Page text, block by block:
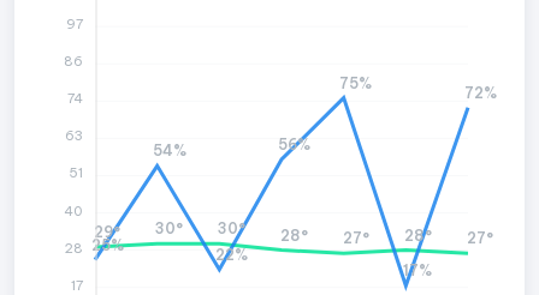
29° 30° 30° 28° 27° 28° 27°
25%
54%
22%
56%
75%
17%
72%
97
86
74
63
51
40
28
17